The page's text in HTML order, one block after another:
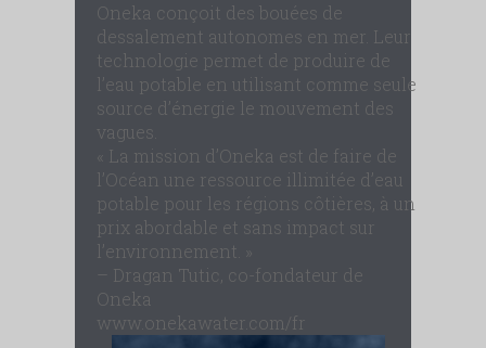
Oneka conçoit des bouées de
dessalement autonomes en mer. Leur
technologie permet de produire de
l’eau potable en utilisant comme seule
source d’énergie le mouvement des
vagues.
« La mission d’Oneka est de faire de
l’Océan une ressource illimitée d’eau
potable pour les régions côtières, à un
prix abordable et sans impact sur
l’environnement. »
– Dragan Tutic, co-fondateur de
Oneka
www.onekawater.com/fr